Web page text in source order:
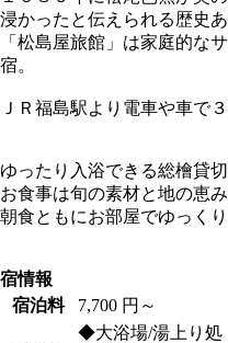
浸かったと伝えられる歴史あ
「松島屋旅館」は家庭的な
宿。
ＪＲ福島駅より電車や車で
ゆったり入浴できる総檜貸
お食事は旬の素材と地の恵
朝食ともにお部屋でゆっくり
宿情報
宿泊料
7,700 円～
◆大浴場/湯上り処